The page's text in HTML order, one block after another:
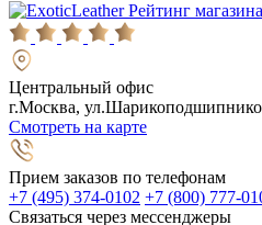
Рейтинг магазина
Центральный офис
г.Москва,
Смотреть на карте
Прием заказов по телефонам
+7 (495) 374-0102 +7 (800) 777-
Связаться через мессенджеры